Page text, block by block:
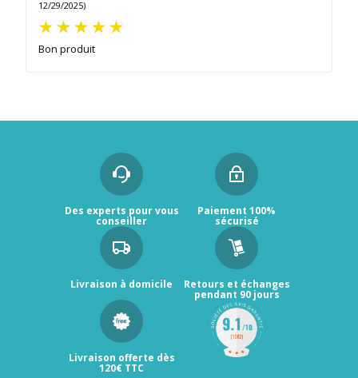
12/29/2025)
Bon produit
Des experts pour vous
conseiller
Paiement 100%
sécurisé
Livraison à domicile Retours et échanges
pendant 90 jours
Livraison offerte dès
120€ TTC